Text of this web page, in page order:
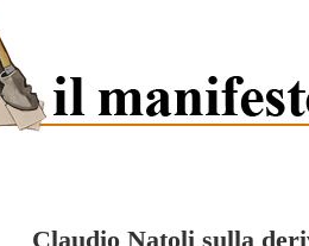
Claudio Natoli sulla